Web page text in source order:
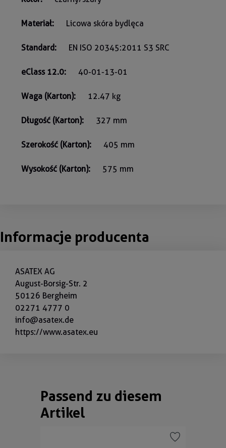
Materiał: Licowa skóra bydlęca
Standard: EN ISO 20345:2011 S3 SRC
eClass 12.0: 40-01-13-01
Waga (Karton): 12.47 kg
Długość (Karton): 327 mm
Szerokość (Karton): 405 mm
Wysokość (Karton): 575 mm
Informacje producenta
ASATEX AG
August-Borsig-Str. 2
50126 Bergheim
02271 4777 0
info@asatex.de
https://www.asatex.eu
Pomiń galerię produktów
Passend zu diesem
Artikel